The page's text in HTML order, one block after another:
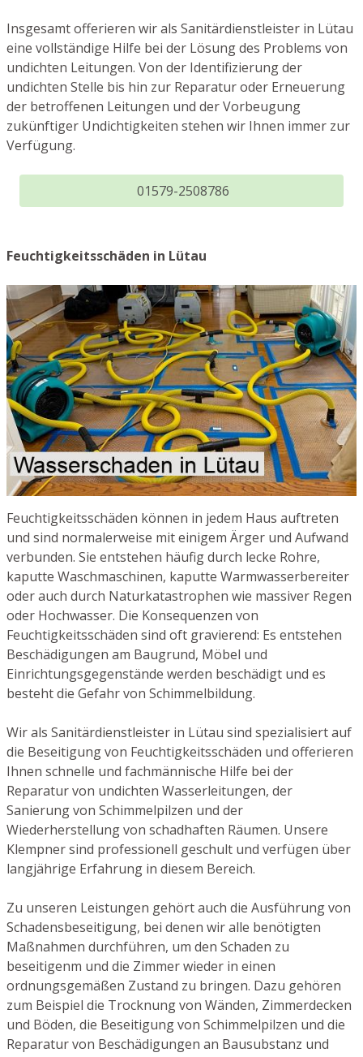
Insgesamt offerieren wir als Sanitärdienstleister in Lütau
eine vollständige Hilfe bei der Lösung des Problems von
undichten Leitungen. Von der Identifizierung der
undichten Stelle bis hin zur Reparatur oder Erneuerung
der betroffenen Leitungen und der Vorbeugung
zukünftiger Undichtigkeiten stehen wir Ihnen immer zur
Verfügung.
01579-2508786
Feuchtigkeitsschäden in Lütau
Feuchtigkeitsschäden können in jedem Haus auftreten
und sind normalerweise mit einigem Ärger und Aufwand
verbunden. Sie entstehen häufig durch lecke Rohre,
kaputte Waschmaschinen, kaputte Warmwasserbereiter
oder auch durch Naturkatastrophen wie massiver Regen
oder Hochwasser. Die Konsequenzen von
Feuchtigkeitsschäden sind oft gravierend: Es entstehen
Beschädigungen am Baugrund, Möbel und
Einrichtungsgegenstände werden beschädigt und es
besteht die Gefahr von Schimmelbildung.
Wir als Sanitärdienstleister in Lütau sind spezialisiert auf
die Beseitigung von Feuchtigkeitsschäden und offerieren
Ihnen schnelle und fachmännische Hilfe bei der
Reparatur von undichten Wasserleitungen, der
Sanierung von Schimmelpilzen und der
Wiederherstellung von schadhaften Räumen. Unsere
Klempner sind professionell geschult und verfügen über
langjährige Erfahrung in diesem Bereich.
Zu unseren Leistungen gehört auch die Ausführung von
Schadensbeseitigung, bei denen wir alle benötigten
Maßnahmen durchführen, um den Schaden zu
beseitigenm und die Zimmer wieder in einen
ordnungsgemäßen Zustand zu bringen. Dazu gehören
zum Beispiel die Trocknung von Wänden, Zimmerdecken
und Böden, die Beseitigung von Schimmelpilzen und die
Reparatur von Beschädigungen an Bausubstanz und